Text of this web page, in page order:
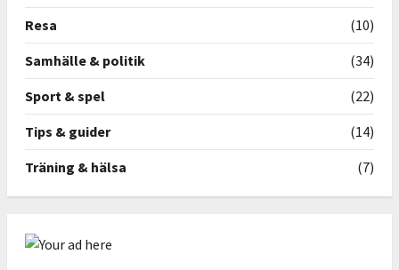
Resa
(10)
Samhälle & politik
(34)
Sport & spel
(22)
Tips & guider
(14)
Träning & hälsa
(7)